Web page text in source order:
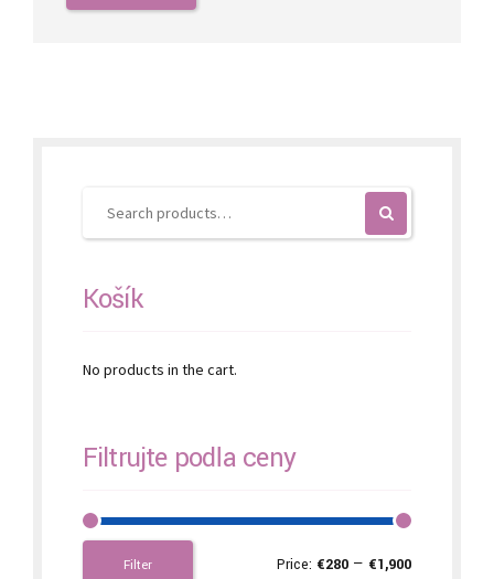
has
product
Košík
No products in the cart.
Filtrujte podľa ceny
Filter Price: €280 — €1,900